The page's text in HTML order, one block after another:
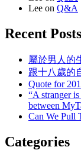
Lee on Q&A
Recent Posts
屬於男人的
跟十八歲的
Quote for
“A stranger
between
Can We Pull
Categories